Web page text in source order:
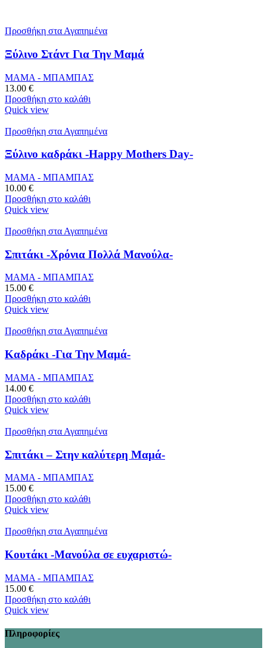
Προσθήκη στα Αγαπημένα
Ξύλινο Στάντ Για Την Μαμά
ΜΑΜΑ - ΜΠΑΜΠΑΣ
13.00 €
Προσθήκη στο καλάθι
Quick view
Προσθήκη στα Αγαπημένα
Ξύλινο καδράκι -Happy Mothers Day-
ΜΑΜΑ - ΜΠΑΜΠΑΣ
10.00 €
Προσθήκη στο καλάθι
Quick view
Προσθήκη στα Αγαπημένα
Σπιτάκι -Χρόνια Πολλά Μανούλα-
ΜΑΜΑ - ΜΠΑΜΠΑΣ
15.00 €
Προσθήκη στο καλάθι
Quick view
Προσθήκη στα Αγαπημένα
Καδράκι -Για Την Μαμά-
ΜΑΜΑ - ΜΠΑΜΠΑΣ
14.00 €
Προσθήκη στο καλάθι
Quick view
Προσθήκη στα Αγαπημένα
Σπιτάκι – Στην καλύτερη Μαμά-
ΜΑΜΑ - ΜΠΑΜΠΑΣ
15.00 €
Προσθήκη στο καλάθι
Quick view
Προσθήκη στα Αγαπημένα
Κουτάκι -Μανούλα σε ευχαριστώ-
ΜΑΜΑ - ΜΠΑΜΠΑΣ
15.00 €
Προσθήκη στο καλάθι
Quick view
Πληροφορίες